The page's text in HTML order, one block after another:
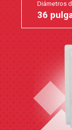
Diámetros
36